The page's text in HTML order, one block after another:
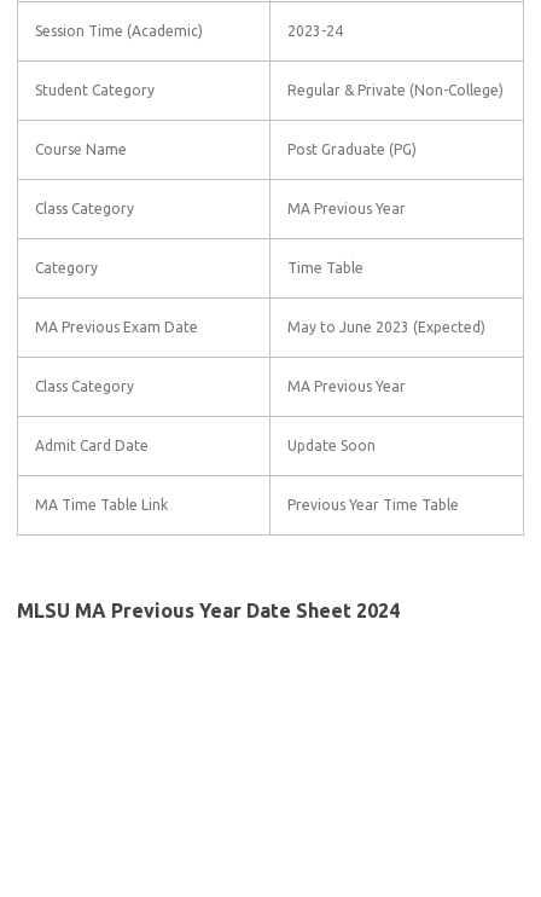
Session Time (Academic) 2023-24
Student Category Regular & Private (Non-College)
Course Name Post Graduate (PG)
Class Category MA Previous Year
Category Time Table
MA Previous Exam Date May to June 2023 (Expected)
Class Category MA Previous Year
Admit Card Date Update Soon
MA Time Table Link Previous Year Time Table
MLSU MA Previous Year Date Sheet 2024